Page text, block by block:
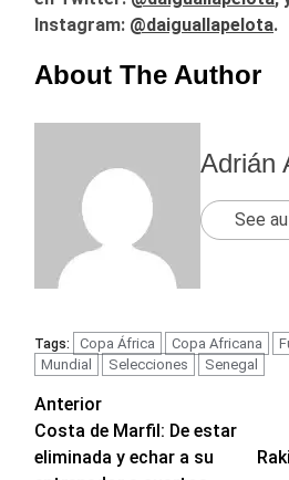
Instagram: @daiguallapelota.
About The Author
Adrián
See
Tags: Copa África Copa Africana
Mundial
Selecciones Senegal
Navegación
de
Anterior
Costa de Marfil: De estar
eliminada y echar a su